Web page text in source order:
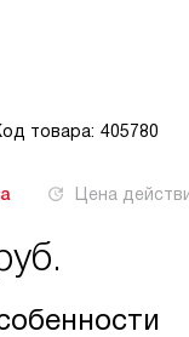
товара: 405780
Цена